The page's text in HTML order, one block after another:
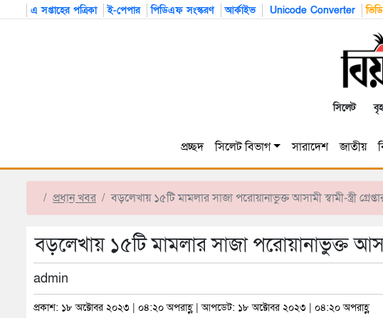
এ সপ্তাহের পত্রিকা ই-পেপার পিডিএফ সংস্করণ আর্কাইভ Unicode Converter
সিলেট
প্রচ্ছদ সিলেট বিভাগ সারাদেশ জাতীয়
প্রধান খবর বড়লেখায় ১৫টি মামলার সাজা পরোয়ানাভুক্ত আসামী স্বামী-স্ত্রী
বড়লেখায় ১৫টি মামলার সাজা পরোয়ানাভুক্ত আসামী
admin
প্রকাশ: ১৮ অক্টোবর ২০২৩ | ০৪:২০ অপরাহ্ণ | আপডেট: ১৮ অক্টোবর ২০২৩ | ০৪:২০ অপরাহ্ণ